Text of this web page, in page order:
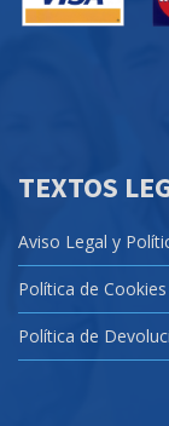
TEXTOS
Aviso Legal y
Política de Cookies
Política de